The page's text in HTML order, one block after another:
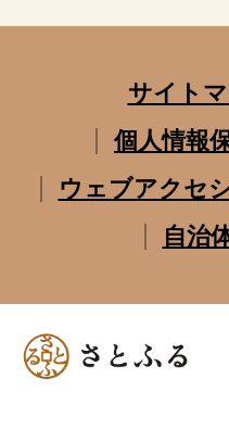
サイト
個人情報
ウェブアクセ
自治